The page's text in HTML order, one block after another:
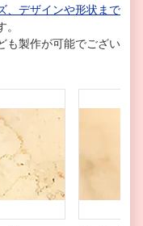
、デザインや形状まで
も製作が可能でござい